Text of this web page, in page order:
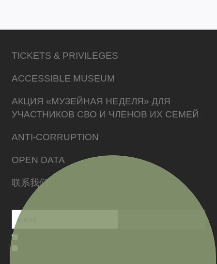
TICKETS & PRIVILEGES
ACCESSIBLE MUSEUM
АКЦИЯ «МУЗЕЙНАЯ НЕДЕЛЯ» ДЛЯ
УЧАСТНИКОВ СВО И ЧЛЕНОВ ИХ СЕМЕЙ
ANTI-CORRUPTION
OPEN DATA
联系我们